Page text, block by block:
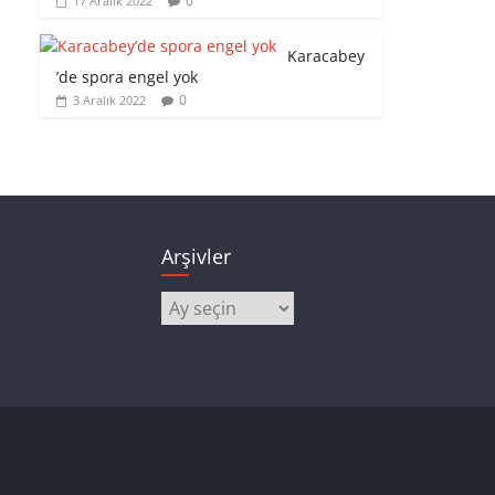
Karacabey
’de spora engel yok
3 Aralık 2022 0
Arşivler
Arşivler